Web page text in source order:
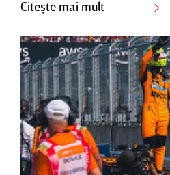
Citește mai mult